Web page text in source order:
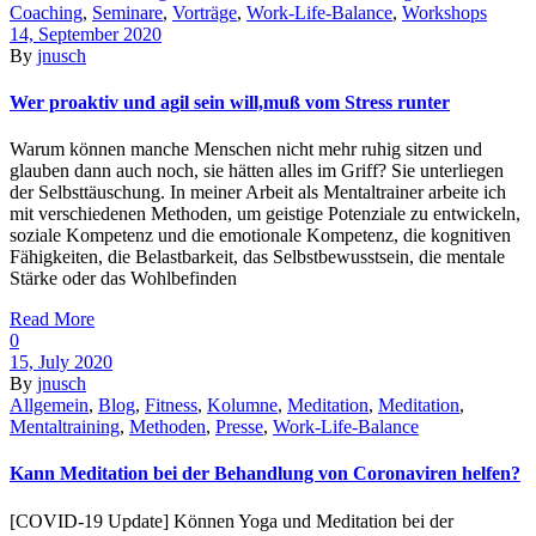
Coaching, Seminare, Vorträge, Work-Life-Balance, Workshops
14, September 2020
By jnusch
Wer proaktiv und agil sein will,muß vom Stress runter
Warum können manche Menschen nicht mehr ruhig sitzen und
glauben dann auch noch, sie hätten alles im Griff? Sie unterliegen
der Selbsttäuschung. In meiner Arbeit als Mentaltrainer arbeite ich
mit verschiedenen Methoden, um geistige Potenziale zu entwickeln,
soziale Kompetenz und die emotionale Kompetenz, die kognitiven
Fähigkeiten, die Belastbarkeit, das Selbstbewusstsein, die mentale
Stärke oder das Wohlbefinden
Read More
0
15, July 2020
By jnusch
Allgemein, Blog, Fitness, Kolumne, Meditation, Meditation,
Mentaltraining, Methoden, Presse, Work-Life-Balance
Kann Meditation bei der Behandlung von Coronaviren helfen?
[COVID-19 Update] Können Yoga und Meditation bei der